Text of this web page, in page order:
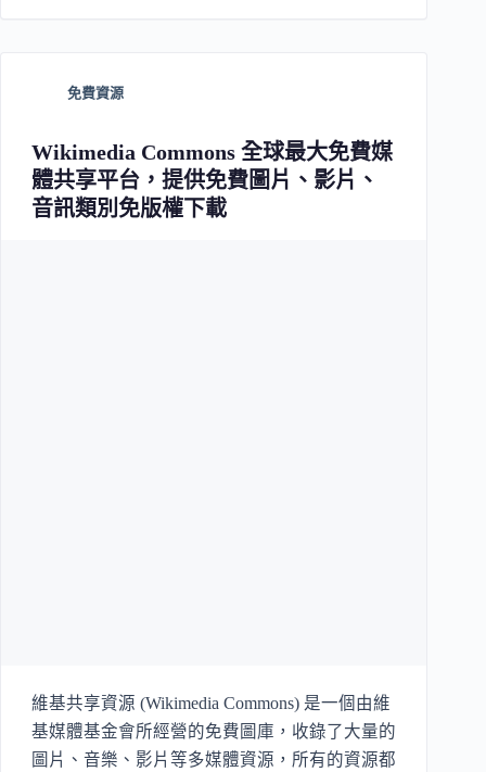
免費資源
Wikimedia Commons 全球最大免費媒
體共享平台，提供免費圖片、影片、
音訊類別免版權下載
維基共享資源 (Wikimedia Commons) 是一個由維
基媒體基金會所經營的免費圖庫，收錄了大量的
圖片、音樂、影片等多媒體資源，所有的資源都